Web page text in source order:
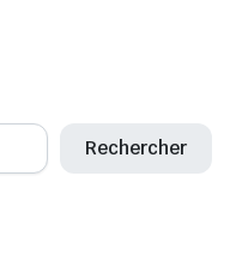
Rechercher